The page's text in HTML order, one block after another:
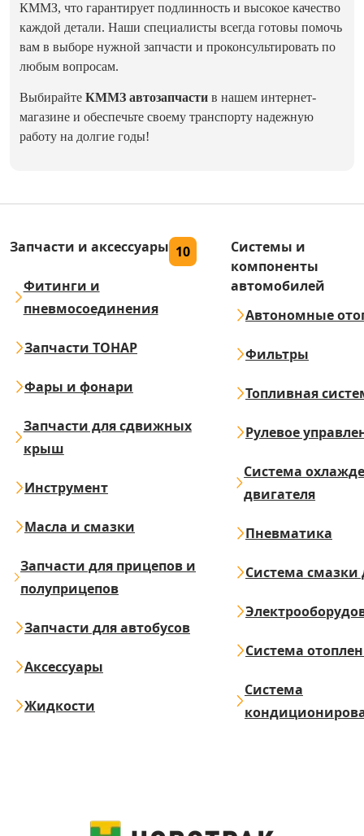
КММЗ, что гарантирует подлинность и высокое качество
каждой детали. Наши специалисты всегда готовы помочь
вам в выборе нужной запчасти и проконсультировать по
любым вопросам.
Выбирайте КММЗ автозапчасти в нашем интернет-
магазине и обеспечьте своему транспорту надежную
работу на долгие годы!
Запчасти и аксессуары 10
Фитинги и
пневмосоединения
Запчасти ТОНАР
Фары и фонари
Запчасти для сдвижных
крыш
Инструмент
Масла и смазки
Запчасти для прицепов и
полуприцепов
Запчасти для автобусов
Аксессуары
Жидкости
Системы и
компоненты
автомобилей
Автономные
Фильтры
Топливная
Рулевое
Система
двигателя
Пневматика
Система смазки
Система
Система